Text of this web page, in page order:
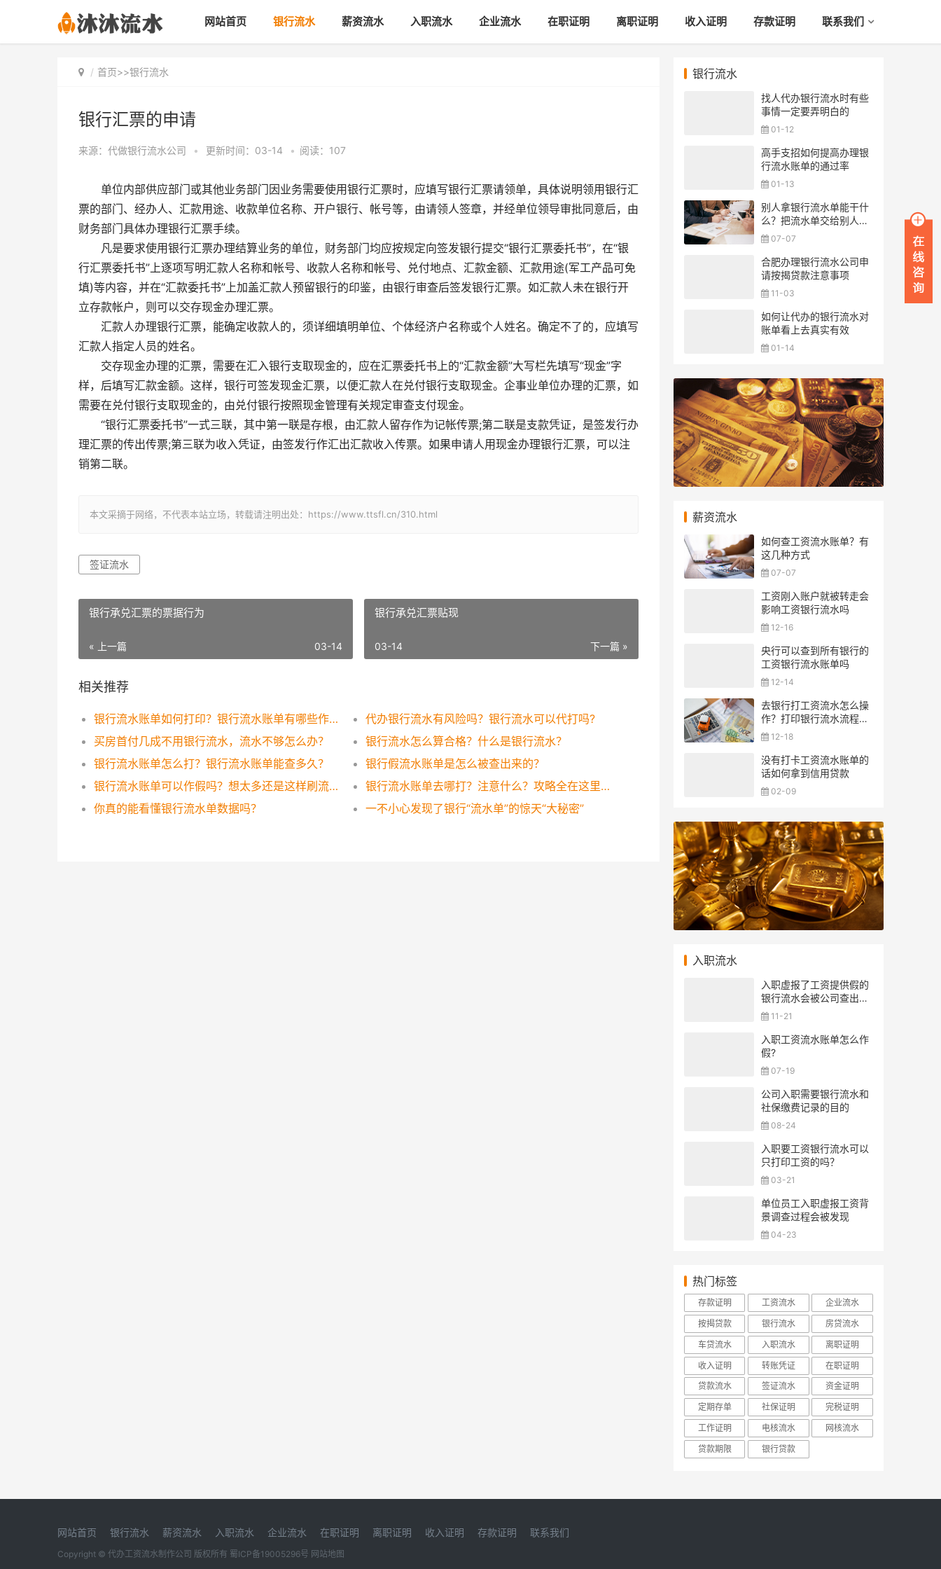
网站首页 银行流水 薪资流水 入职流水 企业流水 在职证明 离职证明 收入证明 存款证明 联系我们
首页>>银行流水
银行汇票的申请
来源：代做银行流水公司 • 更新时间：03-14 • 阅读：107
单位内部供应部门或其他业务部门因业务需要使用银行汇票时，应填写银行汇票请领单，具体说明领用银行汇
票的部门、经办人、汇款用途、收款单位名称、开户银行、帐号等，由请领人签章，并经单位领导审批同意后，由
财务部门具体办理银行汇票手续。
凡是要求使用银行汇票办理结算业务的单位，财务部门均应按规定向签发银行提交“银行汇票委托书”，在“银
行汇票委托书”上逐项写明汇款人名称和帐号、收款人名称和帐号、兑付地点、汇款金额、汇款用途(军工产品可免
填)等内容，并在“汇款委托书”上加盖汇款人预留银行的印鉴，由银行审查后签发银行汇票。如汇款人未在银行开
立存款帐户，则可以交存现金办理汇票。
汇款人办理银行汇票，能确定收款人的，须详细填明单位、个体经济户名称或个人姓名。确定不了的，应填写
汇款人指定人员的姓名。
交存现金办理的汇票，需要在汇入银行支取现金的，应在汇票委托书上的“汇款金额”大写栏先填写“现金”字
样，后填写汇款金额。这样，银行可签发现金汇票，以便汇款人在兑付银行支取现金。企事业单位办理的汇票，如
需要在兑付银行支取现金的，由兑付银行按照现金管理有关规定审查支付现金。
“银行汇票委托书”一式三联，其中第一联是存根，由汇款人留存作为记帐传票;第二联是支款凭证，是签发行办
理汇票的传出传票;第三联为收入凭证，由签发行作汇出汇款收入传票。如果申请人用现金办理银行汇票，可以注
销第二联。
本文采摘于网络，不代表本站立场，转载请注明出处：https://www.ttsfl.cn/310.html
签证流水
银行承兑汇票的票据行为
« 上一篇 03-14
银行承兑汇票贴现
下一篇 »
03-14
相关推荐
银行流水账单如何打印？银行流水账单有哪些作用？
代办银行流水有风险吗？银行流水可以代打吗?
买房首付几成不用银行流水，流水不够怎么办？
银行流水怎么算合格？什么是银行流水？
银行流水账单怎么打？银行流水账单能查多久？
银行假流水账单是怎么被查出来的？
银行流水账单可以作假吗？想太多还是这样刷流水才有效！
银行流水账单去哪打？注意什么？攻略全在这里，一看便知！
你真的能看懂银行流水单数据吗？
一不小心发现了银行“流水单”的惊天“大秘密”
银行流水
找人代办银行流水时有些
事情一定要弄明白的
01-12
高手支招如何提高办理银
行流水账单的通过率
01-13
别人拿银行流水单能干什
么？把流水单交给别人安
全吗？
07-07
合肥办理银行流水公司申
请按揭贷款注意事项
11-03
如何让代办的银行流水对
账单看上去真实有效
01-14
薪资流水
如何查工资流水账单？有
这几种方式
07-07
工资刚入账户就被转走会
影响工资银行流水吗
12-16
央行可以查到所有银行的
工资银行流水账单吗
12-14
去银行打工资流水怎么操
作？打印银行流水流程一
览 12-18
没有打卡工资流水账单的
话如何拿到信用贷款
02-09
入职流水
入职虚报了工资提供假的
银行流水会被公司查出来
吗？11-21
入职工资流水账单怎么作
假?
07-19
公司入职需要银行流水和
社保缴费记录的目的
08-24
入职要工资银行流水可以
只打印工资的吗？
03-21
单位员工入职虚报工资背
景调查过程会被发现
04-23
热门标签
存款证明 工资流水
企业流水
按揭贷款
银行流水
房贷流水
车贷流水
入职流水
离职证明
收入证明
转账凭证
在职证明
贷款流水
签证流水
资金证明
定期存单
社保证明
完税证明
工作证明
电核流水
网核流水
贷款期限
银行贷款
网站首页 银行流水 薪资流水 入职流水 企业流水 在职证明 离职证明 收入证明 存款证明 联系我们
Copyright © 代办工资流水制作公司 版权所有 蜀ICP备19005296号 网站地图